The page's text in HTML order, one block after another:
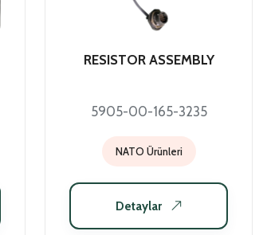
RESISTOR ASSEMBLY
5905-00-165-3235
NATO Ürünleri
Detaylar